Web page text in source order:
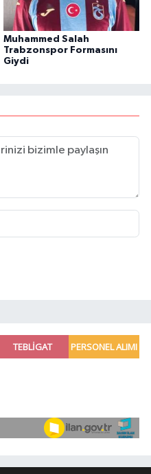
Muhammed Salah
Trabzonspor Formasını
Giydi